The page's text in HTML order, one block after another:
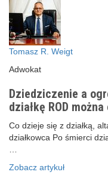
Tomasz R. Weigt
Adwokat
Dziedziczenie a
działkę ROD
Co dzieje się z działką,
działkowca Po śmierci
…
Zobacz artykuł